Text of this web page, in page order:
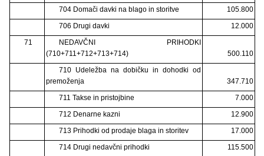
704 Domači davki na blago in storitve
105.800
706 Drugi davki
12.000
71
NEDAVČNI PRIHODKI
(710+711+712+713+714)
500.110
710 Udeležba na dobičku in dohodki od
premoženja
347.710
711 Takse in pristojbine
7.000
712 Denarne kazni
12.900
713 Prihodki od prodaje blaga in storitev
17.000
714 Drugi nedavčni prihodki
115.500